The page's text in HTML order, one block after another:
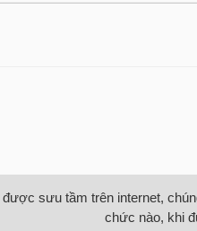
sưu tầm trên internet,
chức nào, khi